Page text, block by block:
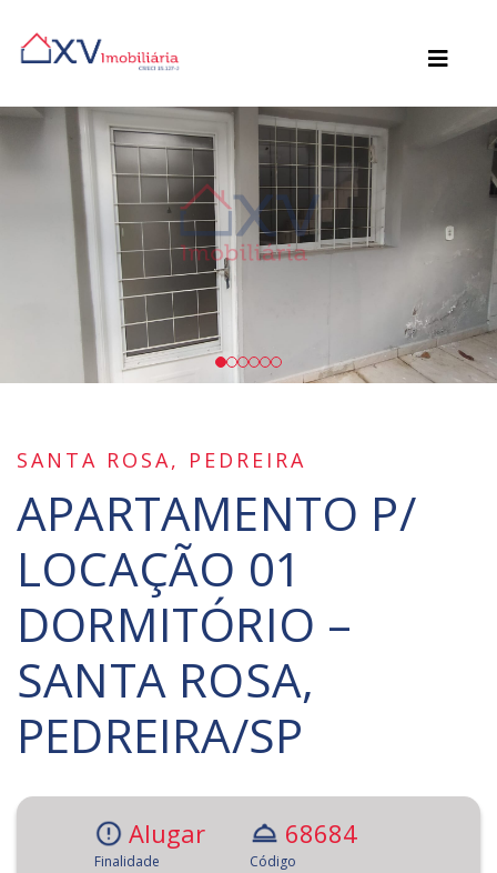
SANTA ROSA, PEDREIRA
APARTAMENTO P/
LOCAÇÃO 01
DORMITÓRIO –
SANTA ROSA,
PEDREIRA/SP
Alugar
Finalidade
68684
Código